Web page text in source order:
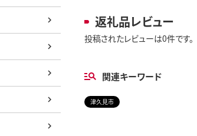
返礼品レビュー
投稿されたレビューは0件です。
関連キーワード
津久見市